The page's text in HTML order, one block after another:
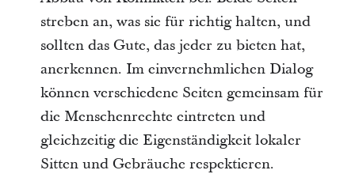
streben an, was sie für richtig halten, und
sollten das Gute, das jeder zu bieten hat,
anerkennen. Im einvernehmlichen Dialog
können verschiedene Seiten gemeinsam für
die Menschenrechte eintreten und
gleichzeitig die Eigenständigkeit lokaler
Sitten und Gebräuche respektieren.